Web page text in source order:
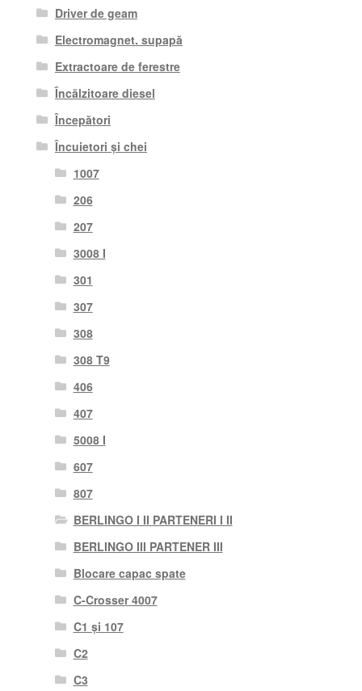
Driver de geam
Electromagnet. supapă
Extractoare de ferestre
Încălzitoare diesel
Începători
Încuietori și chei
1007
206
207
3008 I
301
307
308
308 T9
406
407
5008 I
607
807
BERLINGO I II PARTENERI I II
BERLINGO III PARTENER III
Blocare capac spate
C-Crosser 4007
C1 și 107
C2
C3